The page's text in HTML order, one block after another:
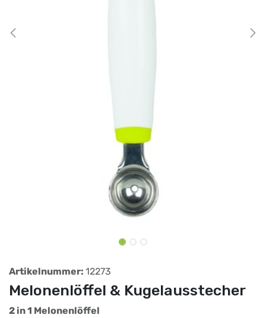
Artikelnummer: 12273
Melonenlöffel & Kugelausstecher
2 in 1 Melonenlöffel